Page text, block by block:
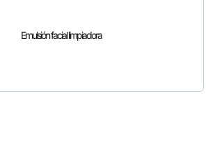
Emulsión facial limpiadora